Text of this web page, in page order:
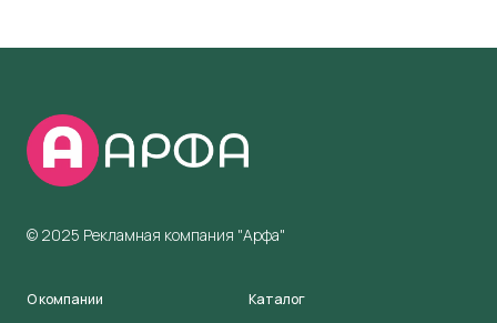
© 2025 Рекламная компания "Арфа"
О компании
Каталог